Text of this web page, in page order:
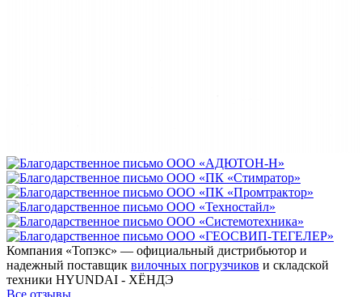
Компания «Топэкс» — официальный дистрибьютор и
надежный поставщик вилочных погрузчиков и складской
техники HYUNDAI - ХЁНДЭ
Все отзывы